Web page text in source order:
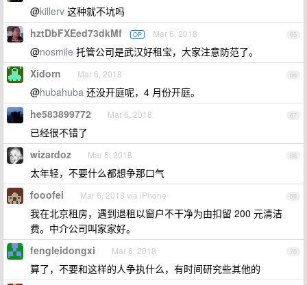
@killerv 这种就不坑吗
65
hztDbFXEed73dkMf OP Mar 6, 2018
@nosmile 托管公司是武汉好租宝，大家注意防范了。
66
Xidorn Mar 6, 2018
@hubahuba 还没开庭呢，4 月份开庭。
67
he583899772 Mar 6, 2018
已经很不错了
68
wizardoz Mar 6, 2018
太年轻，不要什么都想争那口气
69
fooofei Mar 6, 2018 via iPhone
我在北京租房，遇到退租以窗户不干净为由扣留 200 元清洁
费。中介公司叫家家好。
70
fengleidongxi Mar 6, 2018
算了，不要和这样的人争执什么，有时间研究些其他的